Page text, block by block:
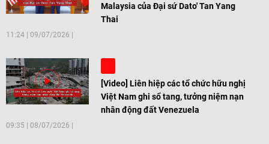
Malaysia của Đại sứ Dato' Tan Yang
Thai
11:24 | 09/07/2026
[Video] Liên hiệp các tổ chức hữu nghị
Việt Nam ghi sổ tang, tưởng niệm nạn
nhân động đất Venezuela
09:35 | 08/07/2026